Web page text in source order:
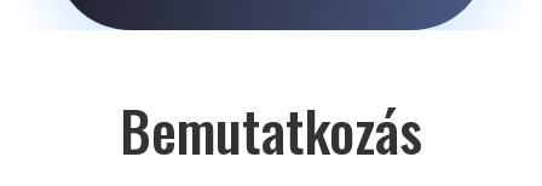
Bemutatkozás